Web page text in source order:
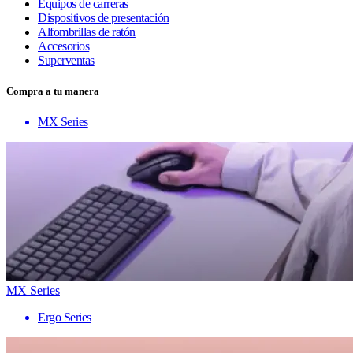
Equipos de carreras
Dispositivos de presentación
Alfombrillas de ratón
Accesorios
Superventas
Compra a tu manera
MX Series
MX Series
Ergo Series